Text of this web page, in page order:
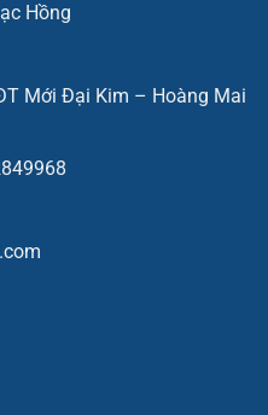
Hồng
Mới Đại Kim – Hoàng Mai